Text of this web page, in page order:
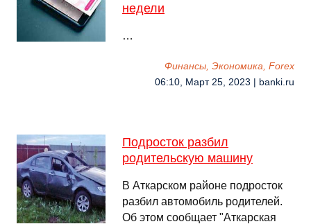
недели
…
Финансы, Экономика, Forex
06:10, Март 25, 2023 | banki.ru
Подросток разбил
родительскую машину
В Аткарском районе подросток
разбил автомобиль родителей.
Об этом сообщает "Аткарская